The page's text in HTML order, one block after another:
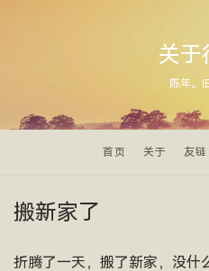
关于
陈年。
首页 关于 友链
搬新家了
折腾了一天，搬了新家，没什